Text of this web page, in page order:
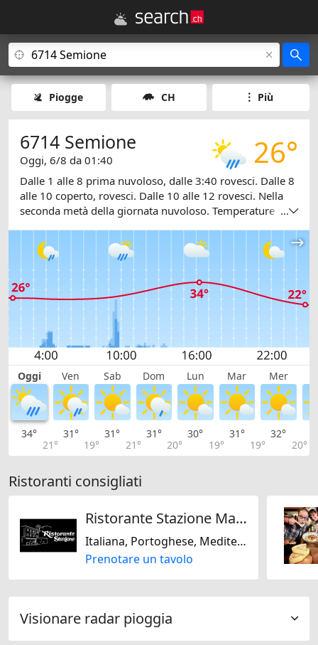
Piogge CH Più
26°
6714 Semione
Oggi, 6/8 da 01:40
Dalle 1 alle 8 prima nuvoloso, dalle 3:40 rovesci. Dalle 8
alle 10 coperto, rovesci. Dalle 10 alle 12 rovesci. Nella
seconda metà della giornata nuvoloso. Temperature tra
...
Oggi Ven Sab Dom Lun Mar Mer
34°
21°
31°
19°
31°
21°
31°
20°
30°
19°
31°
19°
32°
20°
Ristoranti consigliati
Ristorante Stazione Malvaglia
Italiana, Portoghese, Mediterranea, Senza glutine, Stagionale
Prenotare un tavolo
Visionare radar pioggia